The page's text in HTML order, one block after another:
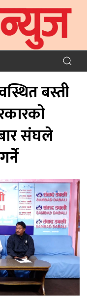
बस्ती
संघले